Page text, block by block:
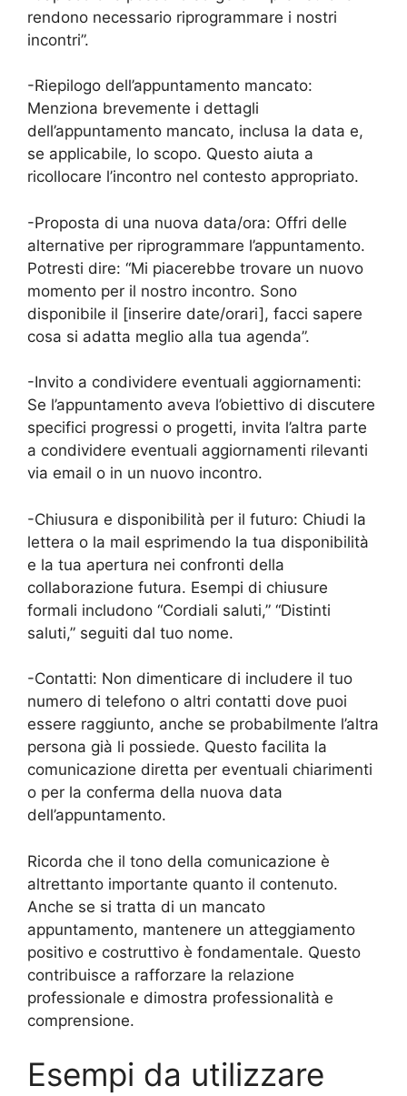
rendono necessario riprogrammare i nostri
incontri”.
-Riepilogo dell’appuntamento mancato:
Menziona brevemente i dettagli
dell’appuntamento mancato, inclusa la data e,
se applicabile, lo scopo. Questo aiuta a
ricollocare l’incontro nel contesto appropriato.
-Proposta di una nuova data/ora: Offri delle
alternative per riprogrammare l’appuntamento.
Potresti dire: “Mi piacerebbe trovare un nuovo
momento per il nostro incontro. Sono
disponibile il [inserire date/orari], facci sapere
cosa si adatta meglio alla tua agenda”.
-Invito a condividere eventuali aggiornamenti:
Se l’appuntamento aveva l’obiettivo di discutere
specifici progressi o progetti, invita l’altra parte
a condividere eventuali aggiornamenti rilevanti
via email o in un nuovo incontro.
-Chiusura e disponibilità per il futuro: Chiudi la
lettera o la mail esprimendo la tua disponibilità
e la tua apertura nei confronti della
collaborazione futura. Esempi di chiusure
formali includono “Cordiali saluti,” “Distinti
saluti,” seguiti dal tuo nome.
-Contatti: Non dimenticare di includere il tuo
numero di telefono o altri contatti dove puoi
essere raggiunto, anche se probabilmente l’altra
persona già li possiede. Questo facilita la
comunicazione diretta per eventuali chiarimenti
o per la conferma della nuova data
dell’appuntamento.
Ricorda che il tono della comunicazione è
altrettanto importante quanto il contenuto.
Anche se si tratta di un mancato
appuntamento, mantenere un atteggiamento
positivo e costruttivo è fondamentale. Questo
contribuisce a rafforzare la relazione
professionale e dimostra professionalità e
comprensione.
Esempi da utilizzare